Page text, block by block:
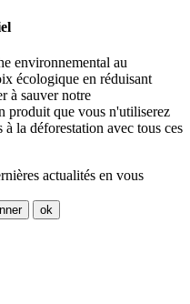
environnemental au
écologique en réduisant
à sauver notre
produit que vous n'utiliserez
la déforestation avec tous ces
actualités en vous